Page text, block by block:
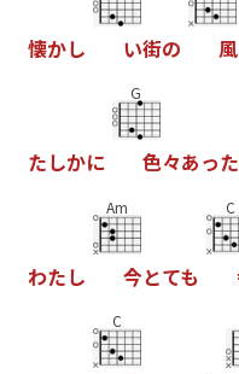
懐かし い街の 風
たしかに
G
色々あった
わたし
Am
今とても
C
C